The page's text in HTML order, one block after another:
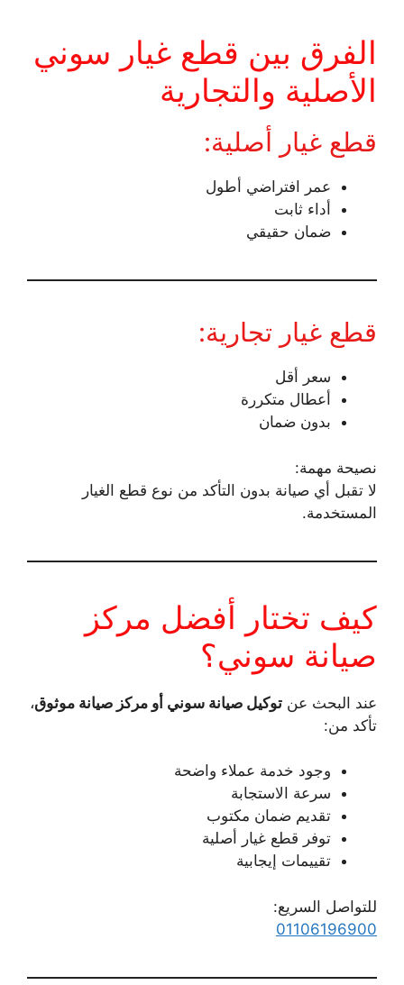
الفرق بين قطع غيار سوني
الأصلية والتجارية
قطع غيار أصلية:
عمر افتراضي أطول
أداء ثابت
ضمان حقيقي
قطع غيار تجارية:
سعر أقل
أعطال متكررة
بدون ضمان
نصيحة مهمة:
لا تقبل أي صيانة بدون التأكد من نوع قطع الغيار
المستخدمة.
كيف تختار أفضل مركز
صيانة سوني؟
عند البحث عن توكيل صيانة سوني أو مركز صيانة موثوق،
تأكد من:
وجود خدمة عملاء واضحة
سرعة الاستجابة
تقديم ضمان مكتوب
توفر قطع غيار أصلية
تقييمات إيجابية
للتواصل السريع:
01106196900